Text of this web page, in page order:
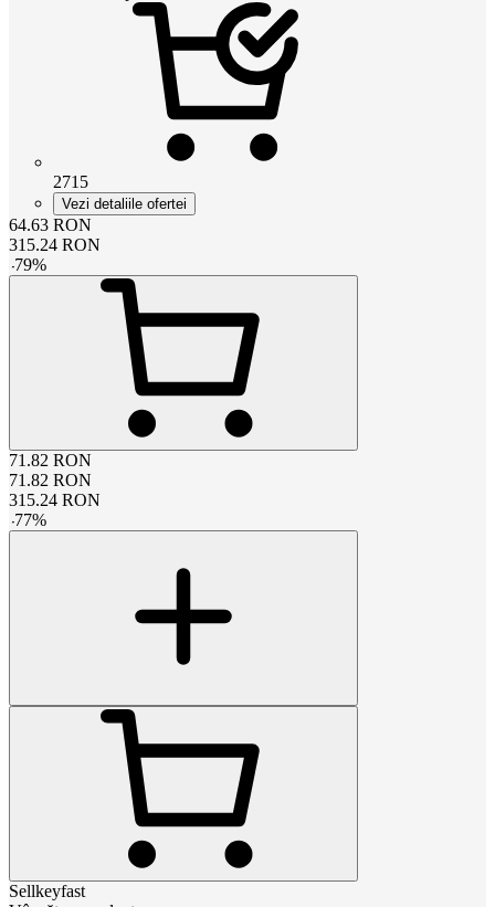
2715
Vezi detaliile ofertei
64.63 RON
315.24 RON
-79%
71.82 RON
71.82 RON
315.24 RON
-77%
Sellkeyfast